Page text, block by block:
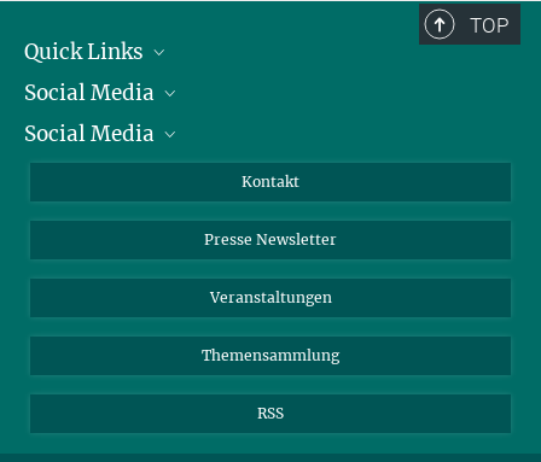
TOP
Quick Links
Präsident
Zahlen und Fakten
Meldestelle Fehlverhalten
Social Media
Bluesky
Social Media
YouTube
Kontakt
Presse Newsletter
Veranstaltungen
Themensammlung
RSS